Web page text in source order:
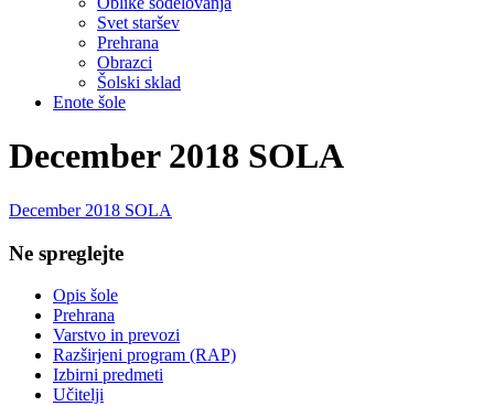
Svet staršev
Prehrana
Obrazci
Šolski sklad
Enote šole
December 2018 SOLA
December 2018 SOLA
Ne spreglejte
Opis šole
Prehrana
Varstvo in prevozi
Razširjeni program (RAP)
Izbirni predmeti
Učitelji